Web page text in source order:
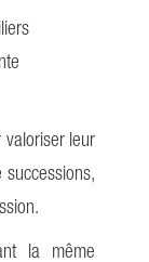
leur
la même